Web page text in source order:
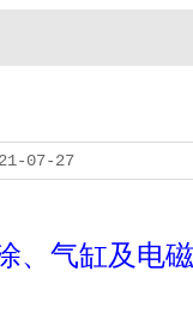
07-27
、气缸及电